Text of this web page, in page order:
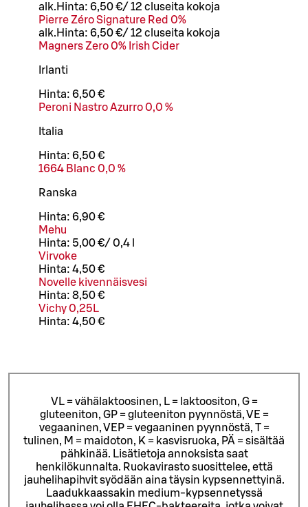
alk. Hinta: 6,50 €/ 12 cl useita kokoja
Pierre Zéro Signature Red 0%
alk. Hinta: 6,50 €/ 12 cl useita kokoja
Magners Zero 0% Irish Cider
Irlanti
Hinta: 6,50 €
Peroni Nastro Azurro 0,0 %
Italia
Hinta: 6,50 €
1664 Blanc 0,0 %
Ranska
Hinta: 6,90 €
Mehu
Hinta: 5,00 €/ 0,4 l
Virvoke
Hinta: 4,50 €
Novelle kivennäisvesi
Hinta: 8,50 €
Vichy 0,25L
Hinta: 4,50 €
VL = vähälaktoosinen, L = laktoositon, G =
gluteeniton, GP = gluteeniton pyynnöstä, VE =
vegaaninen, VEP = vegaaninen pyynnöstä, T =
tulinen, M = maidoton, K = kasvisruoka, PÄ = sisältää
pähkinää. Lisätietoja annoksista saat
henkilökunnalta. Ruokavirasto suosittelee, että
jauhelihapihvit syödään aina täysin kypsennettyinä.
Laadukkaassakin medium-kypsennetyssä